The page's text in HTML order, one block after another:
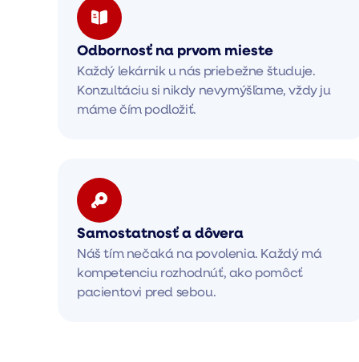
Odbornosť na prvom mieste
Každý lekárnik u nás priebežne študuje.
Konzultáciu si nikdy nevymýšľame, vždy ju
máme čím podložiť.
Samostatnosť a dôvera
Náš tím nečaká na povolenia. Každý má
kompetenciu rozhodnúť, ako pomôcť
pacientovi pred sebou.